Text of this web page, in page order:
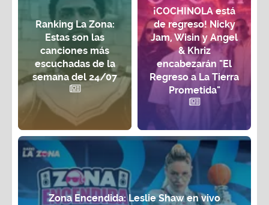
Ranking La Zona:
Estas son las
canciones más
escuchadas de la
semana del 24/07
¡COCHINOLA está
de regreso! Nicky
Jam, Wisin y Angel
& Khriz
encabezarán "El
Regreso a La Tierra
Prometida"
Zona Encendida: Leslie Shaw en vivo